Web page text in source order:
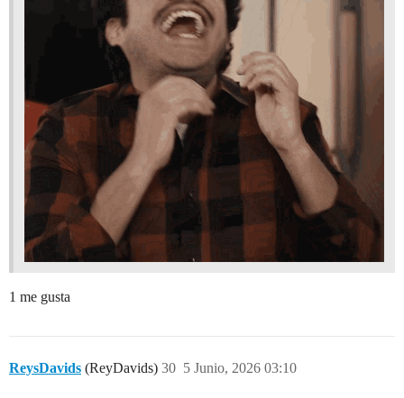
1 me gusta
ReysDavids (ReyDavids) 5 Junio, 2026 03:10
30